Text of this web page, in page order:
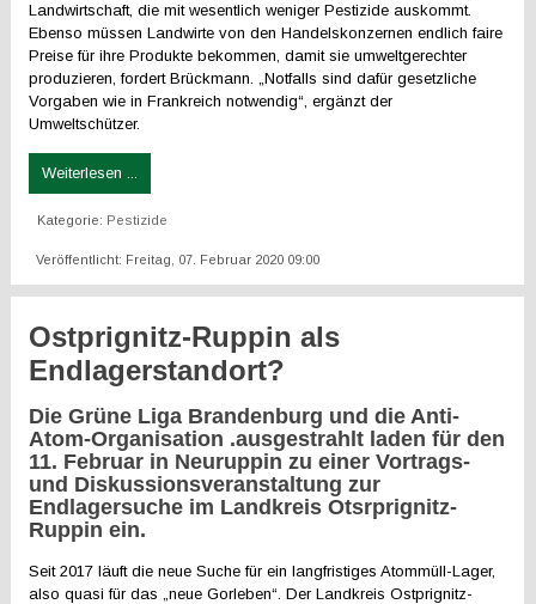
Landwirtschaft, die mit wesentlich weniger Pestizide auskommt.
Ebenso müssen Landwirte von den Handelskonzernen endlich faire
Preise für ihre Produkte bekommen, damit sie umweltgerechter
produzieren, fordert Brückmann. „Notfalls sind dafür gesetzliche
Vorgaben wie in Frankreich notwendig“, ergänzt der
Umweltschützer.
Weiterlesen ...
Kategorie: Pestizide
Veröffentlicht: Freitag, 07. Februar 2020 09:00
Ostprignitz-Ruppin als
Endlagerstandort?
Die Grüne Liga Brandenburg und die Anti-
Atom-Organisation .ausgestrahlt laden für den
11. Februar in Neuruppin zu einer Vortrags-
und Diskussionsveranstaltung zur
Endlagersuche im Landkreis Otsrprignitz-
Ruppin ein.
Seit 2017 läuft die neue Suche für ein langfristiges Atommüll-Lager,
also quasi für das „neue Gorleben“. Der Landkreis Ostprignitz-